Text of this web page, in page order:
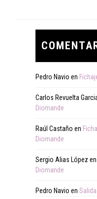
Pedro Navio en
Carlos Revuelta
Diomande
Raúl Castaño en
Diomande
Sergio Alias López en
Diomande
Pedro Navio en